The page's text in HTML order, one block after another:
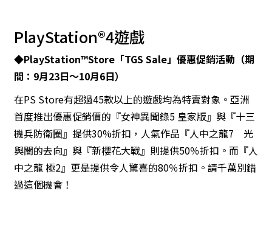
PlayStation®4遊戲
◆PlayStation™Store「TGS Sale」優惠促銷活動（期
間：9月23日～10月6日）
在PS Store有超過45款以上的遊戲均為特賣對象。亞洲
首度推出優惠促銷價的『女神異聞錄5 皇家版』與『十三
機兵防衛圈』提供30%折扣，人氣作品『人中之龍7 光
與闇的去向』與『新櫻花大戰』則提供50％折扣。而『人
中之龍 極2』更是提供令人驚喜的80％折扣。請千萬別錯
過這個機會！